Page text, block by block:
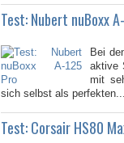
Test: Nubert nuBoxx
Bei
aktive
mit
sich selbst als perfekten...
Test: Corsair HS80